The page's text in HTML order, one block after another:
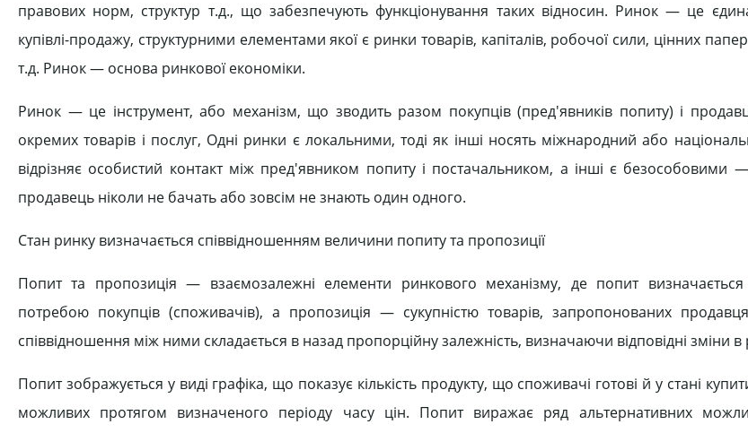
правових норм, структур т.д., що забезпечують функціонування таких відносин. Ринок — це
купівлі-продажу, структурними елементами якої є ринки товарів, капіталів, робочої сили, цінних
т.д. Ринок — основа ринкової економіки.
Ринок — це інструмент, або механізм, що зводить разом покупців (пред'явників попиту) і
окремих товарів і послуг, Одні ринки є локальними, тоді як інші носять міжнародний або
відрізняє особистий контакт між пред'явником попиту і постачальником, а інші є безособовими
продавець ніколи не бачать або зовсім не знають один одного.
Стан ринку визначається співвідношенням величини попиту та пропозиції
Попит та пропозиція — взаємозалежні елементи ринкового механізму, де попит
потребою покупців (споживачів), а пропозиція — сукупністю товарів, запропонованих
співвідношення між ними складається в назад пропорційну залежність, визначаючи відповідні зміни в
Попит зображується у виді графіка, що показує кількість продукту, що споживачі готові й у стані
можливих протягом визначеного періоду часу цін. Попит виражає ряд альтернативних